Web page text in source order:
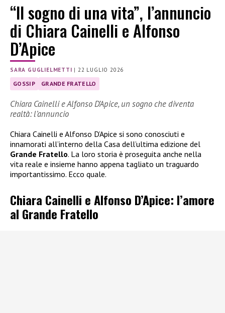
“Il sogno di una vita”, l’annuncio
di Chiara Cainelli e Alfonso
D’Apice
SARA GUGLIELMETTI |22 LUGLIO 2026
GOSSIP GRANDE FRATELLO
Chiara Cainelli e Alfonso D’Apice, un sogno che diventa
realtà: l’annuncio
Chiara Cainelli e Alfonso D’Apice si sono conosciuti e
innamorati all’interno della Casa dell’ultima edizione del
Grande Fratello. La loro storia è proseguita anche nella
vita reale e insieme hanno appena tagliato un traguardo
importantissimo. Ecco quale.
Chiara Cainelli e Alfonso D’Apice: l’amore
al Grande Fratello